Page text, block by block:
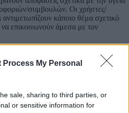
Process My Personal
sale, sharing to third parties, or
or sensitive information for
συμβουλών. Οι χρήστες/
αντιμετωπίζουν κάποιο θέμα σχετικό
να επικοινωνούν άμεσα με τον
στους χρήστες/επισκέπτες του
σε θέματα γύρω από το
να θεωρηθεί ότι το dailypost.gr
τις απόψεις αυτές. Οι χρήστες/